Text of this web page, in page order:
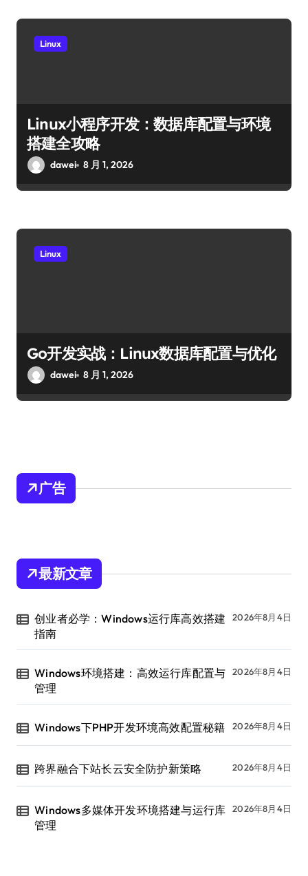
Linux
Linux小程序开发：数据库配置与环境
搭建全攻略
dawei 8 月 1, 2026
Linux
Go开发实战：Linux数据库配置与优化
dawei 8 月 1, 2026
广告
最新文章
创业者必学：Windows运行库高效搭建
指南
2026年8月4日
Windows环境搭建：高效运行库配置与
管理
2026年8月4日
Windows下PHP开发环境高效配置秘籍 2026年8月4日
跨界融合下站长云安全防护新策略 2026年8月4日
Windows多媒体开发环境搭建与运行库
管理
2026年8月4日